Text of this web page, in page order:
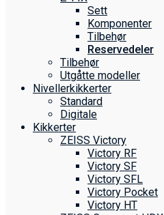
Sett
Komponenter
Tilbehør
Reservedeler
Tilbehør
Utgåtte modeller
Nivellerkikkerter
Standard
Digitale
Kikkerter
ZEISS Victory
Victory RF
Victory SF
Victory SFL
Victory Pocket
Victory HT